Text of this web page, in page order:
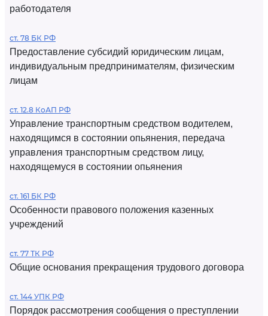
работодателя
ст. 78 БК РФ
Предоставление субсидий юридическим лицам,
индивидуальным предпринимателям, физическим
лицам
ст. 12.8 КоАП РФ
Управление транспортным средством водителем,
находящимся в состоянии опьянения, передача
управления транспортным средством лицу,
находящемуся в состоянии опьянения
ст. 161 БК РФ
Особенности правового положения казенных
учреждений
ст. 77 ТК РФ
Общие основания прекращения трудового договора
ст. 144 УПК РФ
Порядок рассмотрения сообщения о преступлении